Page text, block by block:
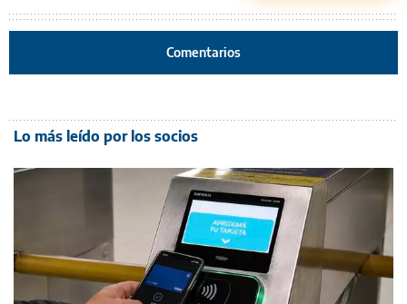
Comentarios
Lo más leído por los socios